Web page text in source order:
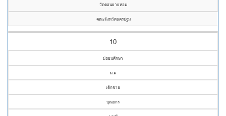
วัดดอนยายหอม
คณะจังหวัดนครปฐม
10
มัธยมศึกษา
ม.๑
เด็กชาย
บุณยกร